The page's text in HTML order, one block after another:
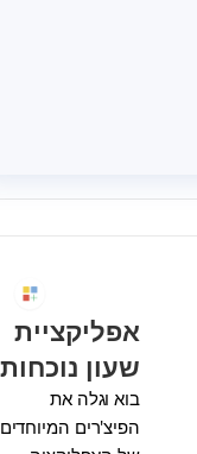
אפליקציית
שעון נוכחות
בוא וגלה את
הפיצ'רים המיוחדים